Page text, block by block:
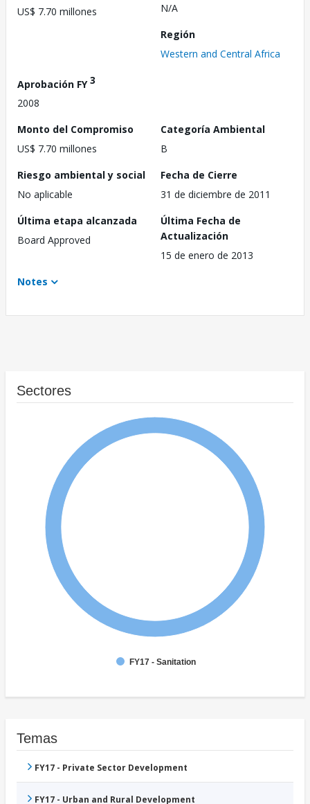
US$ 7.70 millones
N/A
Región
Western and Central Africa
Aprobación FY3
2008
Monto del Compromiso
US$ 7.70 millones
Categoría Ambiental
B
Riesgo ambiental y social
No aplicable
Fecha de Cierre
31 de diciembre de 2011
Última etapa alcanzada
Board Approved
Última Fecha de
Actualización
15 de enero de 2013
Notes
Sectores
FY17 - Sanitation
Temas
FY17 - Private Sector Development
FY17 - Urban and Rural Development